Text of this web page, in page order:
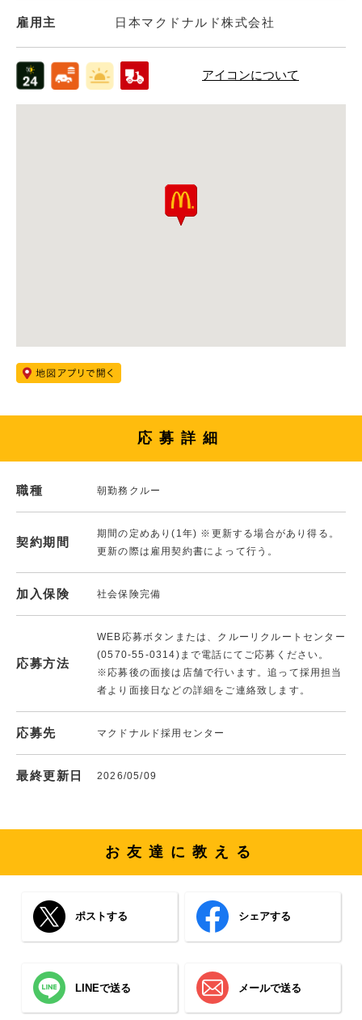
雇用主 日本マクドナルド株式会社
アイコンについて
応募詳細
職種 朝勤務クルー
契約期間
期間の定めあり(1年) ※更新する場合があり得る。
更新の際は雇用契約書によって行う。
加入保険 社会保険完備
応募方法
WEB応募ボタンまたは、クルーリクルートセンター
(0570-55-0314)まで電話にてご応募ください。
※応募後の面接は店舗で行います。追って採用担当
者より面接日などの詳細をご連絡致します。
応募先 マクドナルド採用センター
最終更新日 2026/05/09
お友達に教える
ポストする シェアする
LINEで送る メールで送る